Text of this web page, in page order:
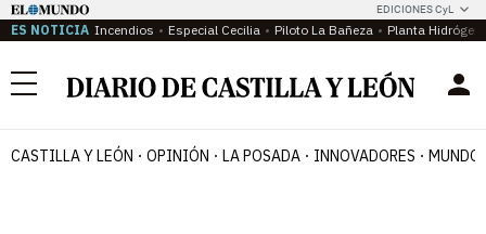
EDICIONES CyL
ES NOTICIA Incendios Especial Cecilia Piloto La Bañeza Planta
Menú
CASTILLA Y LEÓN OPINIÓN LA POSADA INNOVADORES MUNDO